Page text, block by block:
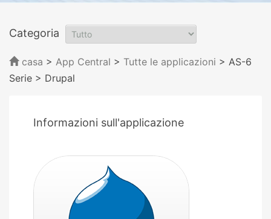
Categoria
casa > App Central > Tutte le applicazioni > AS-6
Serie > Drupal
Informazioni sull'applicazione